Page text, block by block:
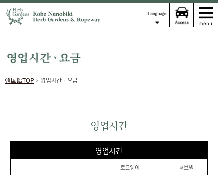
韓国語TOP > 영업시간ㆍ요금
영업시간
영업시간
로프웨이 허브원